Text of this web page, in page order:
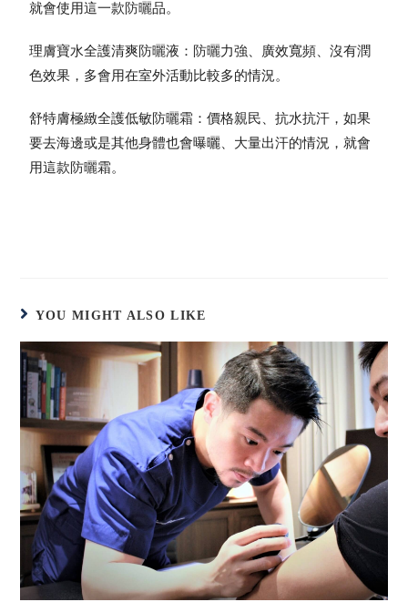
就會使用這一款防曬品。
理膚寶水全護清爽防曬液： 防曬力強、廣效寬頻、沒有潤
色效果，多會用在室外活動比較多的情況。
舒特膚極緻全護低敏防曬霜：價格親民、抗水抗汗，如果
要去海邊或是其他身體也會曝曬、大量出汗的情況，就會
用這款防曬霜。
YOU MIGHT ALSO LIKE